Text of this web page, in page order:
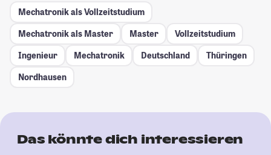
Mechatronik als Vollzeitstudium
Mechatronik als Master
Master
Vollzeitstudium
Ingenieur
Mechatronik Deutschland
Thüringen
Nordhausen
Das könnte dich interessieren